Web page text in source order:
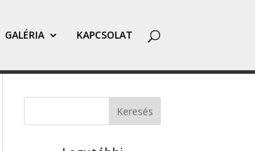
GALÉRIA KAPCSOLAT